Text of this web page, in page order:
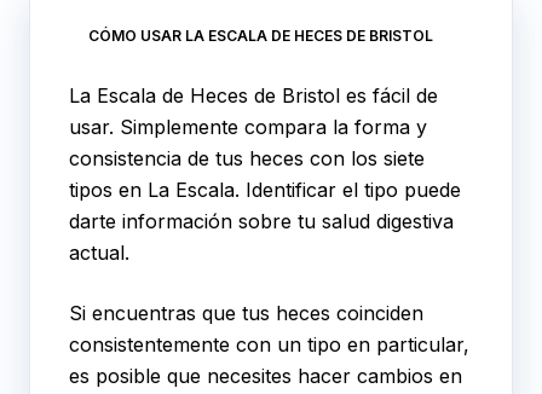
CÓMO USAR LA ESCALA DE HECES DE BRISTOL
La Escala de Heces de Bristol es fácil de
usar. Simplemente compara la forma y
consistencia de tus heces con los siete
tipos en La Escala. Identificar el tipo puede
darte información sobre tu salud digestiva
actual.
Si encuentras que tus heces coinciden
consistentemente con un tipo en particular,
es posible que necesites hacer cambios en